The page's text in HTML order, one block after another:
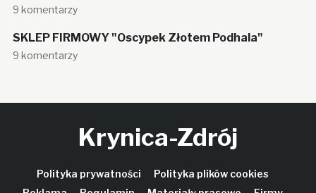
9 komentarzy
SKLEP FIRMOWY "Oscypek Złotem Podhala"
9 komentarzy
Krynica-Zdrój
Polityka prywatności
Polityka plików cookies